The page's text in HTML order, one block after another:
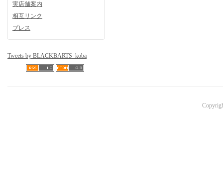
実店舗案内
相互リンク
プレス
Tweets by BLACKBARTS_koba